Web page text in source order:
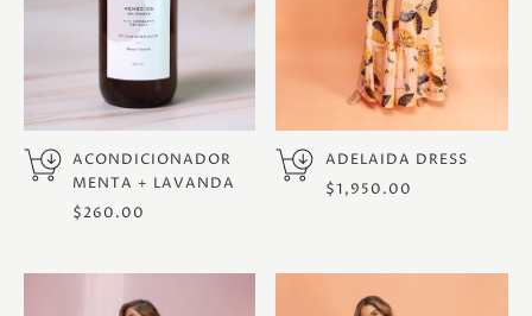
ACONDICIONADOR
MENTA + LAVANDA
$260.00
ADELAIDA DRESS
$1,950.00